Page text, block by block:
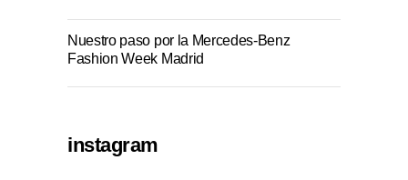
Nuestro paso por la Mercedes-Benz
Fashion Week Madrid
instagram